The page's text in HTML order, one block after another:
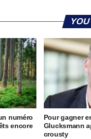
numéro
encore
Pour gagner
Glucksmann
crousty